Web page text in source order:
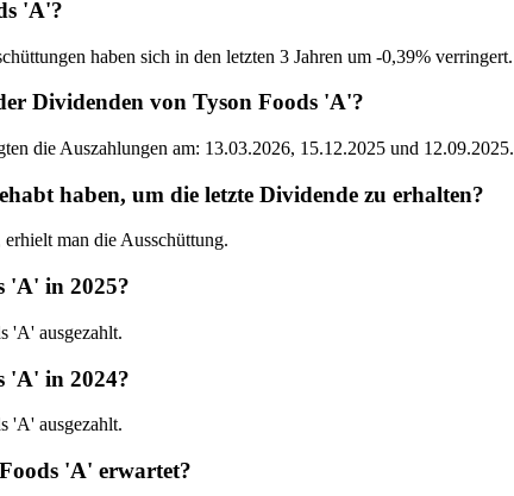
'A'?
haben sich in den letzten 3 Jahren um -0,39% verringert.
Dividenden von Tyson Foods 'A'?
die Auszahlungen am: 13.03.2026, 15.12.2025 und 12.09.2025.
haben, um die letzte Dividende zu erhalten?
man die Ausschüttung.
'A' in 2025?
'A' ausgezahlt.
'A' in 2024?
'A' ausgezahlt.
'A' erwartet?